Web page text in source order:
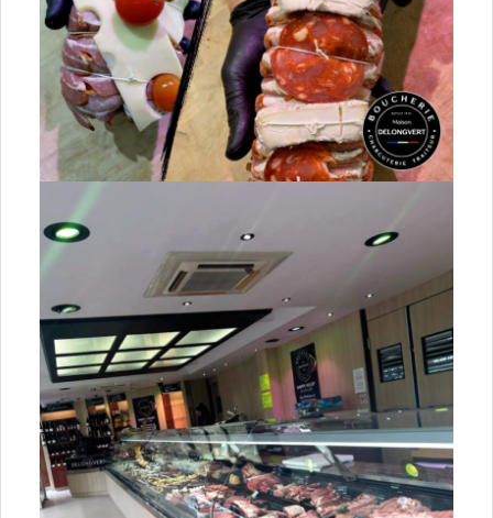
75 Paris
77 Seine-et-Marne
78 Yvelines
91 Essonne
92 Hauts-de-Seine
93 Seine-Saint-Denis
94 Val-de-Marne
Normandie
14 Calvados
27 Eure
50 Manche
61 Orne